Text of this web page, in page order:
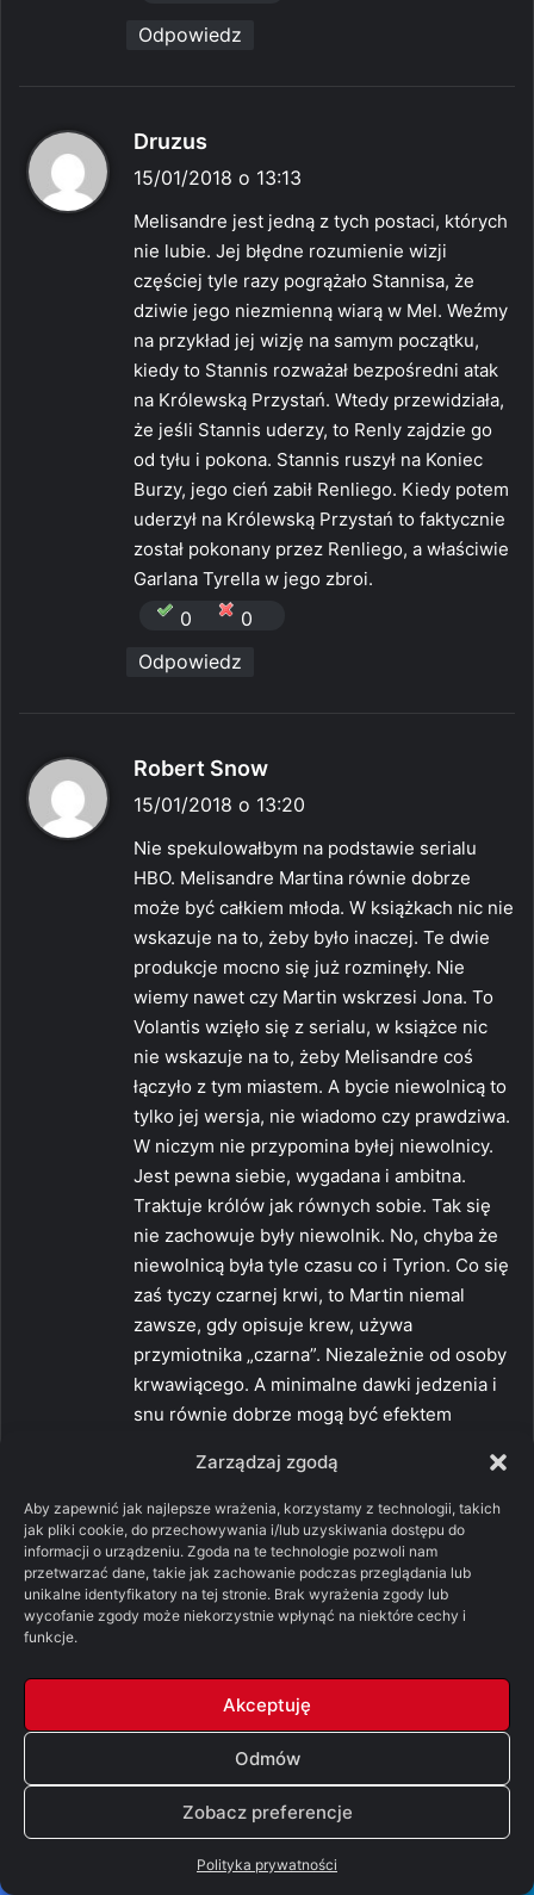
Zarządzaj zgodą
Aby zapewnić jak najlepsze wrażenia, korzystamy z technologii, takich
jak pliki cookie, do przechowywania i/lub uzyskiwania dostępu do
informacji o urządzeniu. Zgoda na te technologie pozwoli nam
przetwarzać dane, takie jak zachowanie podczas przeglądania lub
unikalne identyfikatory na tej stronie. Brak wyrażenia zgody lub
wycofanie zgody może niekorzystnie wpłynąć na niektóre cechy i
funkcje.
Akceptuję
Odmów
Zobacz preferencje
Polityka prywatności
Odpowiedz
Druzus
i
e
:
15/01/2018 o 13:13
Melisandre jest jedną z tych postaci, których
nie lubie. Jej błędne rozumienie wizji
częściej tyle razy pogrążało Stannisa, że
dziwie jego niezmienną wiarą w Mel. Weźmy
na przykład jej wizję na samym początku,
kiedy to Stannis rozważał bezpośredni atak
na Królewską Przystań. Wtedy przewidziała,
że jeśli Stannis uderzy, to Renly zajdzie go
od tyłu i pokona. Stannis ruszył na Koniec
Burzy, jego cień zabił Renliego. Kiedy potem
uderzył na Królewską Przystań to faktycznie
został pokonany przez Renliego, a właściwie
Garlana Tyrella w jego zbroi.
0
0
Odpowiedz
Robert Snow
i
e
:
15/01/2018 o 13:20
Nie spekulowałbym na podstawie serialu
HBO. Melisandre Martina równie dobrze
może być całkiem młoda. W książkach nic nie
wskazuje na to, żeby było inaczej. Te dwie
produkcje mocno się już rozminęły. Nie
wiemy nawet czy Martin wskrzesi Jona. To
Volantis wzięło się z serialu, w książce nic
nie wskazuje na to, żeby Melisandre coś
łączyło z tym miastem. A bycie niewolnicą to
tylko jej wersja, nie wiadomo czy prawdziwa.
W niczym nie przypomina byłej niewolnicy.
Jest pewna siebie, wygadana i ambitna.
Traktuje królów jak równych sobie. Tak się
nie zachowuje były niewolnik. No, chyba że
niewolnicą była tyle czasu co i Tyrion. Co się
zaś tyczy czarnej krwi, to Martin niemal
zawsze, gdy opisuje krew, używa
przymiotnika „czarna”. Niezależnie od osoby
krwawiącego. A minimalne dawki jedzenia i
snu równie dobrze mogą być efektem
postaci mających poczucie misji. Napoleon
też ponoć sypiał 2-3 godziny na dobę, a nie
sądzę, żeby był ożywieńcem.
Raczej nie
kupuję tej teorii. Melisandre wydaje się być
osobą, którą śmierć przeraża i jednocześnie
fascynuje i ciekawi. Wypytuje wszystkich jak
widziało. Gdyby miała już zejście na koncie
to sama by wiedziała. Mało tego, spotkawszy
ogóle możliwe. Wiem, że DaeL ma dobrego
nosa do tych spraw, ale tym razem chyba
serialu nic takiego nie będzie miało miejsca i